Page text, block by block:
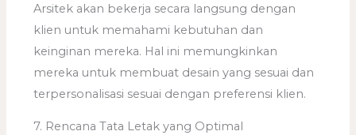
Arsitek akan bekerja secara langsung dengan
klien untuk memahami kebutuhan dan
keinginan mereka. Hal ini memungkinkan
mereka untuk membuat desain yang sesuai dan
terpersonalisasi sesuai dengan preferensi klien.
7. Rencana Tata Letak yang Optimal